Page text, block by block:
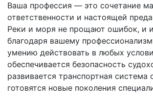
Ваша профессия — это сочетание
ответственности и настоящей
Реки и моря не прощают ошибок, и
благодаря вашему
умению действовать в любых
обеспечивается безопасность
развивается транспортная система
готовятся новые поколения